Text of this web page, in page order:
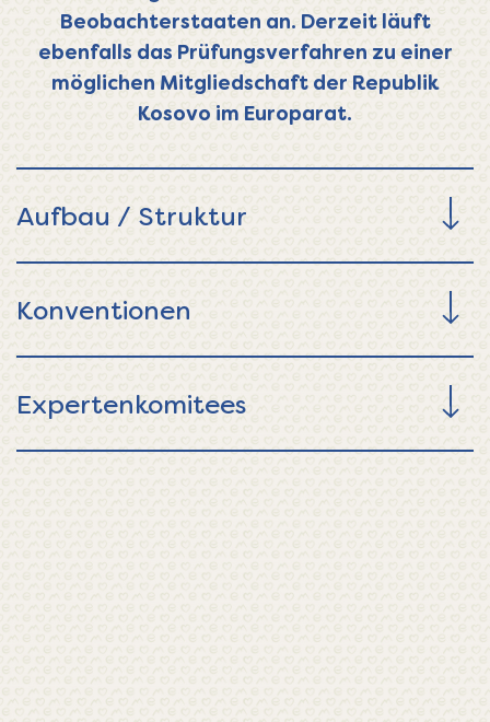
Beobachterstaaten an. Derzeit läuft
ebenfalls das Prüfungsverfahren zu einer
möglichen Mitgliedschaft der Republik
Kosovo im Europarat.
Aufbau / Struktur
Konventionen
Expertenkomitees